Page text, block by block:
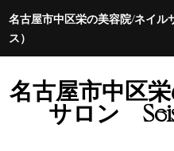
名古屋市中区栄の美容院/ネイル
ス）
名古屋市中区
サロン